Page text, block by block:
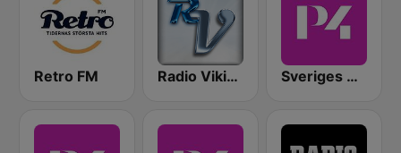
Retro FM Radio Viking Sveriges Radio P4 Göteborg